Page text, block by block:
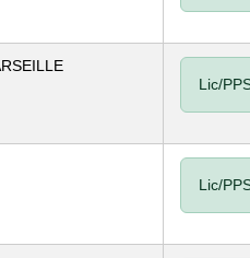
Lic/
Lic/